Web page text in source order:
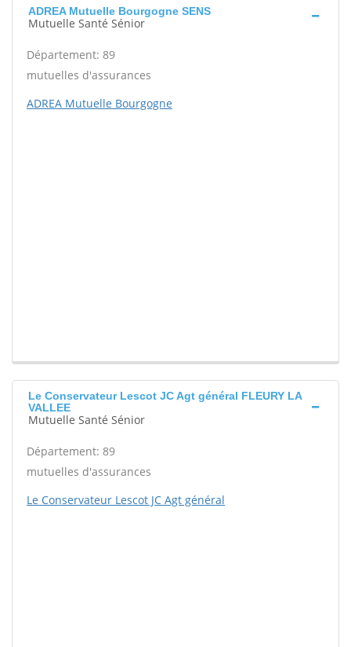
ADREA Mutuelle Bourgogne SENS
Mutuelle Santé Sénior
Département: 89
mutuelles d'assurances
ADREA Mutuelle Bourgogne
Le Conservateur Lescot JC Agt général FLEURY LA
VALLEE
Mutuelle Santé Sénior
Département: 89
mutuelles d'assurances
Le Conservateur Lescot JC Agt général